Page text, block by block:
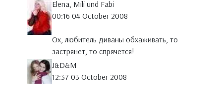
Elena, Mili und Fabi
00:16 04 October 2008
Ох, любитель диваны обхаживать, то
застрянет, то спрячется!
J&D&M
12:37 03 October 2008